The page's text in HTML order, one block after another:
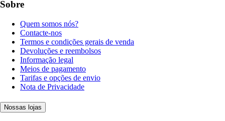
Sobre
Quem somos nós?
Contacte-nos
Termos e condições gerais de venda
Devoluções e reembolsos
Informação legal
Meios de pagamento
Tarifas e opções de envio
Nota de Privacidade
Nossas lojas